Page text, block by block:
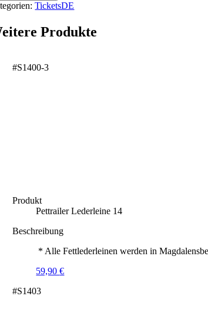
TicketsDE
Produkte
#S1400-3
Produkt
Pettrailer Lederleine 14
Beschreibung
* Alle Fettlederleinen werden in
59,90€
#S1403